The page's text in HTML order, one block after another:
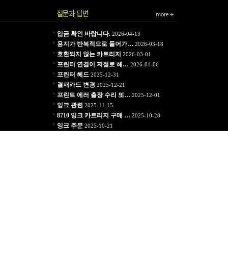
* 입금 확인 바랍니다.2026-04-13
* 용지가 반복적으로 들어가… 2026-03-18
* 호환되지 않는 카트리지 2026-03-01
* 프린터 연결이 저절로 해… 2026-01-06
* 프린터 헤드 2025-12-31
* 결재카드 변경 2025-12-21
* 프린트 에러 출장 수리 또… 2025-12-01
* 잉크 관련 2025-11-15
* 8710 잉크 카트리지 구매 … 2025-10-28
* 잉크 주문2025-10-21